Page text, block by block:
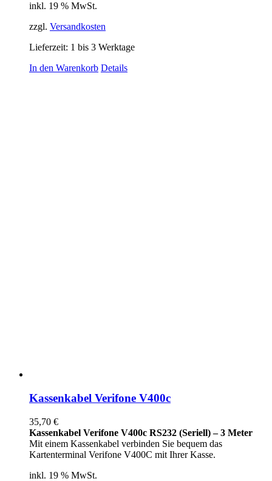
inkl. 19 % MwSt.
zzgl. Versandkosten
Lieferzeit: 1 bis 3 Werktage
In den Warenkorb Details
Kassenkabel Verifone V400c
35,70 €
Kassenkabel Verifone V400c RS232 (Seriell) – 3 Meter
Mit einem Kassenkabel verbinden Sie bequem das
Kartenterminal Verifone V400C mit Ihrer Kasse.
inkl. 19 % MwSt.